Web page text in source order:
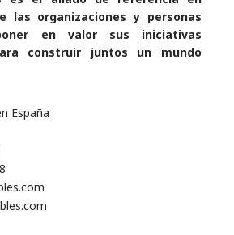
las organizaciones y personas
en valor sus iniciativas
construir juntos un mundo
España